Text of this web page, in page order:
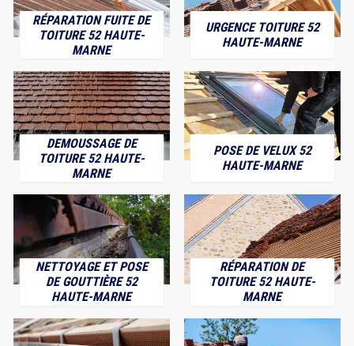
RÉPARATION FUITE DE
TOITURE 52 HAUTE-
MARNE
URGENCE TOITURE 52
HAUTE-MARNE
DEMOUSSAGE DE
TOITURE 52 HAUTE-
MARNE
POSE DE VELUX 52
HAUTE-MARNE
NETTOYAGE ET POSE
DE GOUTTIÈRE 52
HAUTE-MARNE
RÉPARATION DE
TOITURE 52 HAUTE-
MARNE